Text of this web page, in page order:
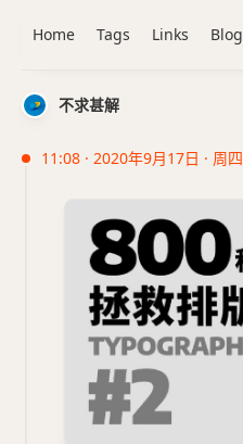
不求甚解
11:08 · 2020年9月17日 · 周四
Home Tags Links Blog